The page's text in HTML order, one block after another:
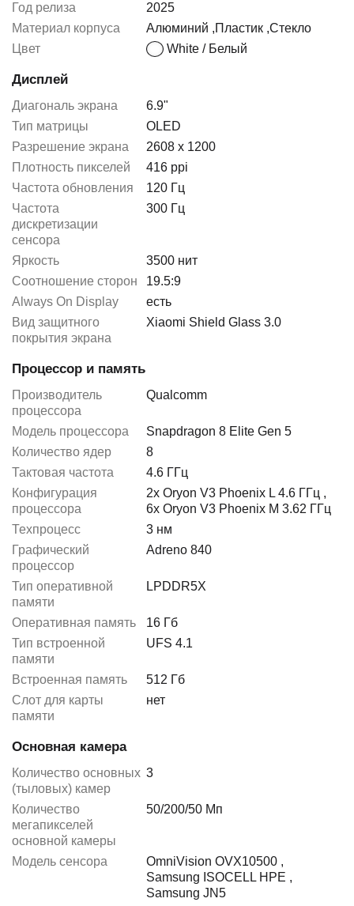
Год релиза
2025
Материал корпуса
Алюминий ,Пластик ,Стекло
Цвет
White / Белый
Дисплей
Диагональ экрана
6.9"
Тип матрицы
OLED
Разрешение экрана
2608 x 1200
Плотность пикселей
416 ppi
Частота обновления
120 Гц
Частота
дискретизации
сенсора
300 Гц
Яркость
3500 нит
Соотношение сторон
19.5:9
Always On Display
есть
Вид защитного
покрытия экрана
Xiaomi Shield Glass 3.0
Процессор и память
Производитель
процессора
Qualcomm
Модель процессора
Snapdragon 8 Elite Gen 5
Количество ядер
8
Тактовая частота
4.6 ГГц
Конфигурация
процессора
2x Oryon V3 Phoenix L 4.6 ГГц ,
6x Oryon V3 Phoenix M 3.62 ГГц
Техпроцесс
3 нм
Графический
процессор
Adreno 840
Тип оперативной
памяти
LPDDR5X
Оперативная память
16 Гб
Тип встроенной
памяти
UFS 4.1
Встроенная память
512 Гб
Слот для карты
памяти
нет
Основная камера
Количество основных
(тыловых) камер
3
Количество
мегапикселей
основной камеры
50/200/50 Мп
Модель сенсора OmniVision OVX10500 ,
Samsung ISOCELL HPE ,
Samsung JN5